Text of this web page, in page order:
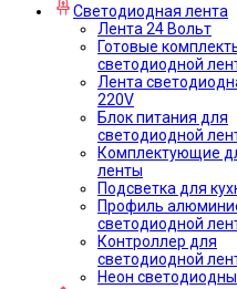
Светодиодная лента
Лента 24 Вольт
Готовые
светодиодной
Лента
220V
Блок питания для
светодиодной
Комплектующие
ленты
Подсветка для
Профиль
светодиодной
Контроллер для
светодиодной
Неон